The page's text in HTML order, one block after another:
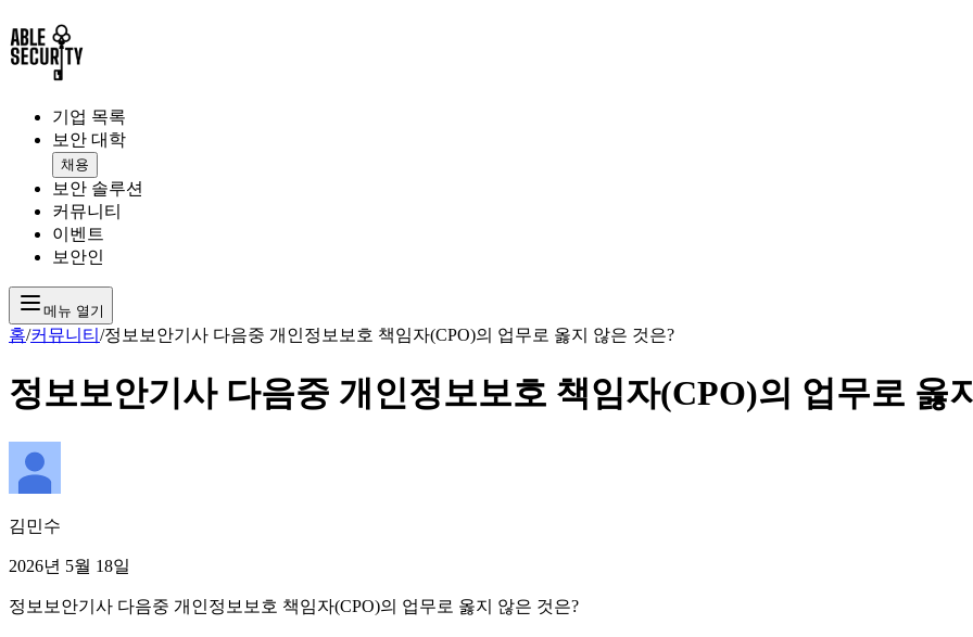
기업 목록
보안 대학
채용
보안 솔루션
커뮤니티
이벤트
보안인
메뉴 열기
홈/커뮤니티 /정보보안기사 다음중 개인정보보호 책임자(CPO)의 업무로 옳지 않은 것은?
정보보안기사 다음중 개인정보보호 책임자(CPO)의 업무로 옳
김민수
2026년 5월 18일
정보보안기사 다음중 개인정보보호 책임자(CPO)의 업무로 옳지 않은 것은?